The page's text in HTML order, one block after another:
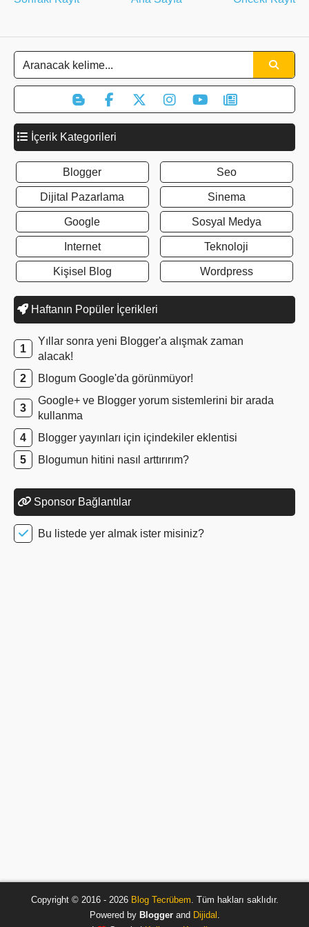
İçerik Kategorileri
Blogger
Dijital Pazarlama
Google
Internet
Kişisel Blog
Seo
Sinema
Sosyal Medya
Teknoloji
Wordpress
Haftanın Popüler İçerikleri
Yıllar sonra yeni Blogger'a alışmak zaman
alacak!
Blogum Google'da görünmüyor!
Google+ ve Blogger yorum sistemlerini bir arada
kullanma
Blogger yayınları için içindekiler eklentisi
Blogumun hitini nasıl arttırırım?
Sponsor Bağlantılar
Bu listede yer almak ister misiniz?
Copyright © 2016 - 2026 Blog Tecrübem. Tüm hakları saklıdır.
Powered by Bloggerand Dijidal .